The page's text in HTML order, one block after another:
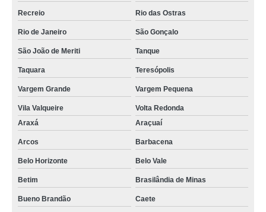
Recreio Rio das Ostras
Rio de Janeiro São Gonçalo
São João de Meriti Tanque
Taquara Teresópolis
Vargem Grande Vargem Pequena
Vila Valqueire
Volta Redonda
Araxá
Araçuaí
Arcos Barbacena
Belo Horizonte Belo Vale
Betim Brasilândia de Minas
Bueno Brandão Caete